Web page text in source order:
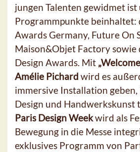
jungen Talenten gewidmet ist
Programmpunkte beinhaltet:
Awards Germany, Future On
Maison&Objet Factory sowie
Design Awards. Mit
Amélie Pichard wird es
immersive Installation geben,
Design und Handwerkskunst
Paris Design Weekwird als
Bewegung in die Messe
exklusives Programm von